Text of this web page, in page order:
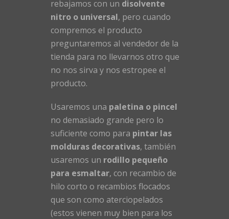
rebajamos con un disolvente
nitro o universal, pero cuando
compremos el producto
preguntaremos al vendedor de la
tienda para no llevarnos otro que
no nos sirva y nos estropee el
producto.
Usaremos una paletina o pincel
no demasiado grande pero lo
suficiente como para pintar las
molduras decorativas, también
usaremos un rodillo pequeño
para esmaltar, con recambio de
hilo corto o recambios flocados
que son como aterciopelados
(estos vienen muy bien para los